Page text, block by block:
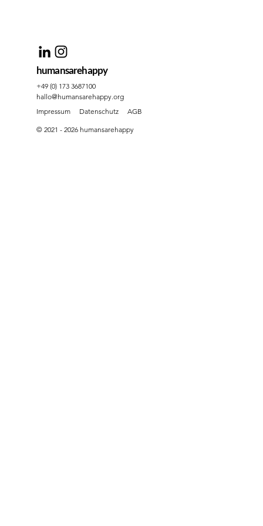
humansarehappy
+49 (0) 173 3687100
hallo@humansarehappy.org
Impressum
Datenschutz AGB
© 2021 - 2026 humansarehappy